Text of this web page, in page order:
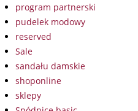
program partnerski
pudelek modowy
reserved
Sale
sandału damskie
shoponline
sklepy